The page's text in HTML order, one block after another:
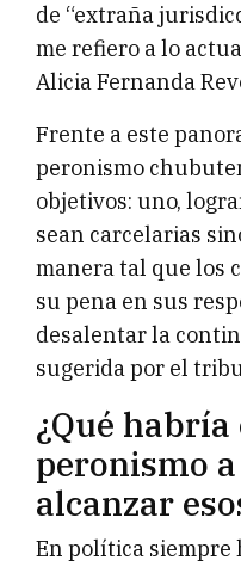
de “extraña
me refiero a lo
Alicia Fernanda
Frente a este
peronismo
objetivos: uno,
sean carcelarias
manera tal que los
su pena en sus
desalentar la
sugerida por el
¿Qué
peronismo
alcanzar
En política siempre